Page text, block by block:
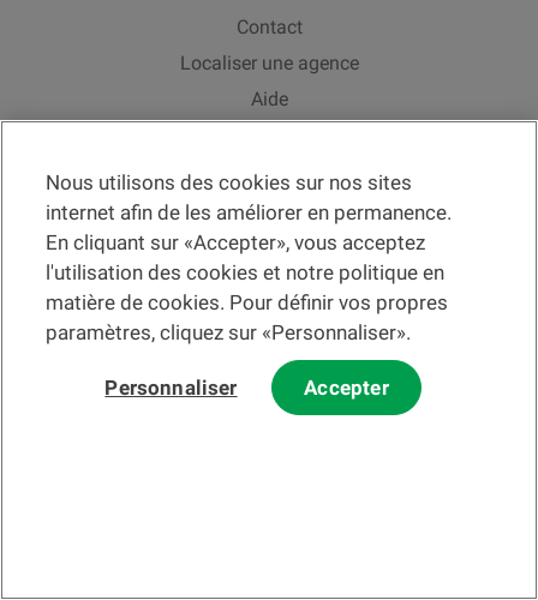
Contact
Localiser une agence
Aide
Taux de change
Veuillez préalablement prendre connaissance desconditions
d'utilisation du Siteet ducourrier électronique
Les informations et/ou documents en lien avec des instruments ou
services financiers au sens de la LSFin qui sont présentés sur ce site
Internet constituent en principe un support publicitaire selon ladite loi.
© 2002-2026 Banque Cantonale Vaudoise, tous droits réservés.
Nous utilisons des cookies sur nos sites
internet afin de les améliorer en permanence.
En cliquant sur «Accepter», vous acceptez
l'utilisation des cookies et notre politique en
matière de cookies. Pour définir vos propres
paramètres, cliquez sur «Personnaliser».
Personnaliser Accepter